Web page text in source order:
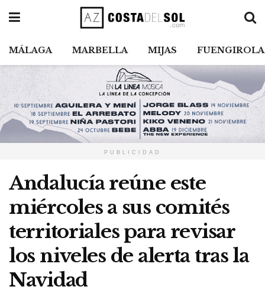
MÁLAGA MARBELLA MIJAS FUENGIROLA
PUBLICIDAD
Andalucía reúne este
miércoles a sus comités
territoriales para revisar
los niveles de alerta tras la
Navidad